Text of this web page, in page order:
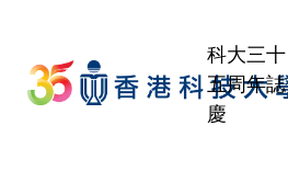
main
content
科大三十
五周年誌
慶